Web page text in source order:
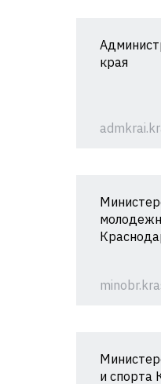
края
и спорта